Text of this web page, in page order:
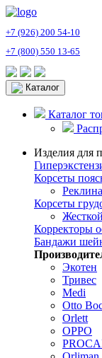
+7 (926) 200 54-10
+7 (800) 550 13-65
Каталог
Каталог
Изделия для
Корсеты
Корсеты
Корректоры
Бандажи
Экотен
Тривес
Medi
Otto
Orlett
OPPO